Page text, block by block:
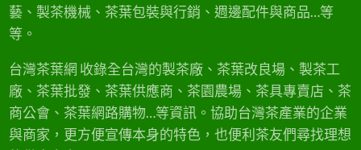
藝、製茶機械、茶葉包裝與行銷、週邊配件與商品…等
等。
台灣茶葉網 收錄全台灣的製茶廠、茶葉改良場、製茶工
廠、茶葉批發、茶葉供應商、茶園農場、茶具專賣店、茶
商公會、茶葉網路購物…等資訊。協助台灣茶產業的企業
與商家，更方便宣傳本身的特色，也便利茶友們尋找理想